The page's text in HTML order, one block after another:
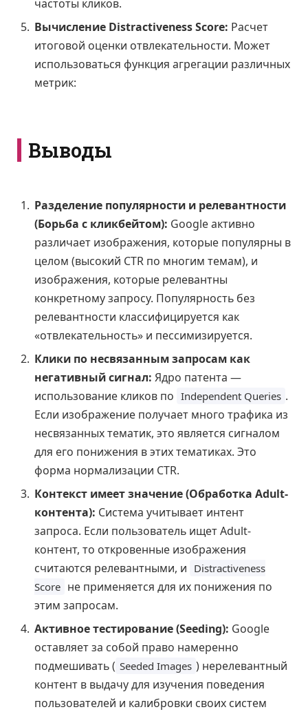
частоты кликов.
Вычисление Distractiveness Score: Расчет
итоговой оценки отвлекательности. Может
использоваться функция агрегации различных
метрик:
Выводы
Разделение популярности и релевантности
(Борьба с кликбейтом): Google активно
различает изображения, которые популярны в
целом (высокий CTR по многим темам), и
изображения, которые релевантны
конкретному запросу. Популярность без
релевантности классифицируется как
«отвлекательность» и пессимизируется.
Клики по несвязанным запросам как
негативный сигнал: Ядро патента —
использование кликов по Independent Queries .
Если изображение получает много трафика из
несвязанных тематик, это является сигналом
для его понижения в этих тематиках. Это
форма нормализации CTR.
Контекст имеет значение (Обработка Adult-
контента): Система учитывает интент
запроса. Если пользователь ищет Adult-
контент, то откровенные изображения
считаются релевантными, и Distractiveness
Score не применяется для их понижения по
этим запросам.
Активное тестирование (Seeding): Google
оставляет за собой право намеренно
подмешивать ( Seeded Images ) нерелевантный
контент в выдачу для изучения поведения
пользователей и калибровки своих систем